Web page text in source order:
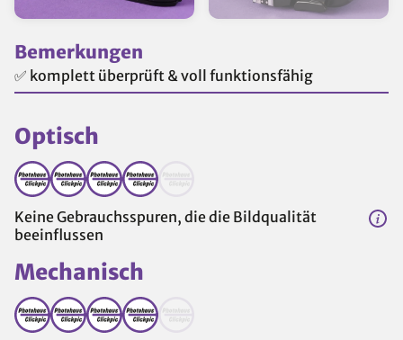
Bemerkungen
✅ komplett überprüft & voll funktionsfähig
Optisch
Keine Gebrauchsspuren, die die Bildqualität
beeinflussen
Mechanisch